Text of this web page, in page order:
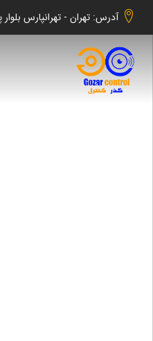
آدرس: تهران - تهرانپارس بلوار پروین، خیابان 196 شرقی،خیابان شادالویی جنوبی